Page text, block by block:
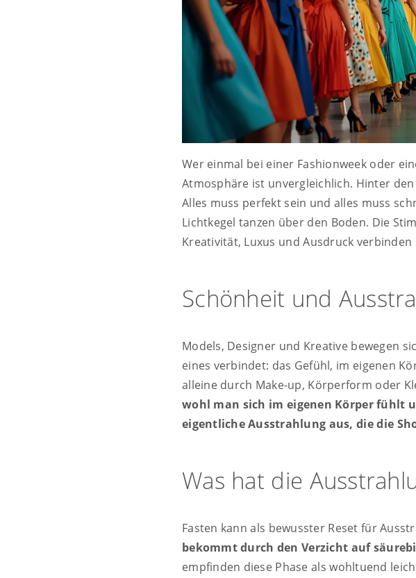
Wer einmal bei einer Fashionweek oder
Atmosphäre ist unvergleichlich. Hinter
Alles muss perfekt sein und alles muss
Lichtkegel tanzen über den Boden. Die
Kreativität, Luxus und Ausdruck
Schönheit und
Models, Designer und Kreative bewegen
eines verbindet: das Gefühl, im eigenen
alleine durch Make-up, Körperform oder
wohl man sich im eigenen Körper fühlt
eigentliche Ausstrahlung aus, die die
Was hat die
Fasten kann als bewusster Reset für
bekommt durch den Verzicht auf
empfinden diese Phase als wohltuend